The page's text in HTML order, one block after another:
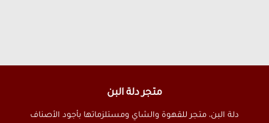
متجر دلة البن
دلة البن، متجر للقهوة والشاي ومستلزماتها بأجود الأصناف